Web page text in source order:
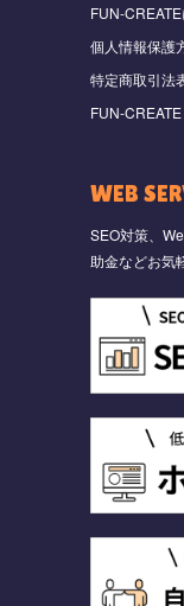
FUN-
個人情報保護
特定商取引法
FUN-
WEB
SEO対策、
助金などお気